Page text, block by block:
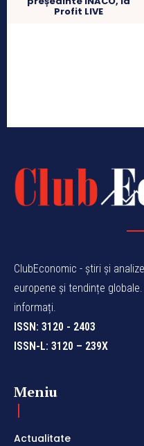
Profit LIVE
ClubEconomic - știri și
europene și tendințe
informați.
ISSN: 3120 - 2403
ISSN-L: 3120 – 239X
Meniu
Actualitate